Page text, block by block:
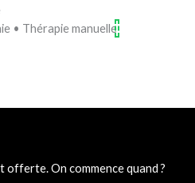
• Thérapie manuelle
offerte. On commence quand ?